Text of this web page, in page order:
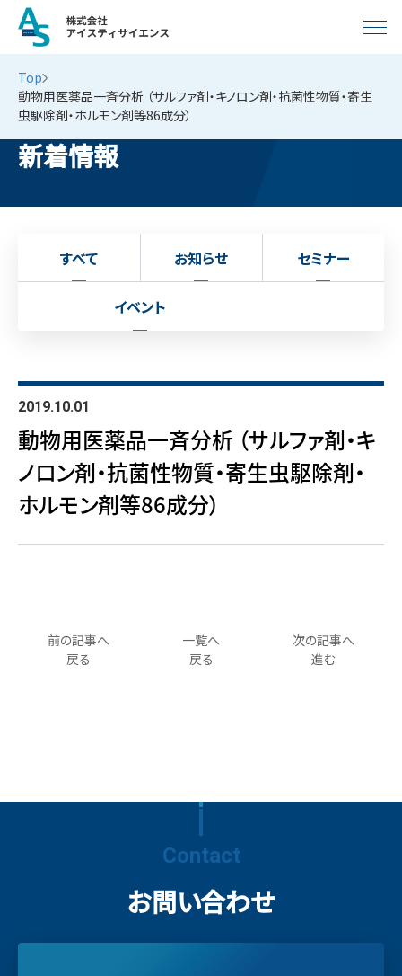
Top
動物用医薬品一斉分析 （サルファ剤・キノロン剤・抗菌性物質・寄生
虫駆除剤・ホルモン剤等86成分）
新着情報
すべて お知らせ セミナー
イベント
2019.10.01
動物用医薬品一斉分析 （サルファ剤・キ
ノロン剤・抗菌性物質・寄生虫駆除剤・
ホルモン剤等86成分）
一覧へ
戻る
前の記事へ
戻る
次の記事へ
進む
Contact
お問い合わせ